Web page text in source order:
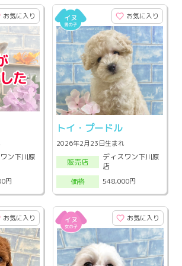
お気に入り
ン下川原
円
お気に入り
トイ・プードル
2026年2月23日生まれ
販売店
ディスワン下川原
店
価格
548,000円
お気に入り お気に入り